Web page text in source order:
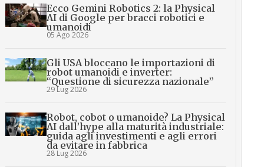
Ecco Gemini Robotics 2: la Physical
AI di Google per bracci robotici e
umanoidi
05 Ago 2026
Gli USA bloccano le importazioni di
robot umanoidi e inverter:
“Questione di sicurezza nazionale”
29 Lug 2026
Robot, cobot o umanoide? La Physical
AI dall’hype alla maturità industriale:
guida agli investimenti e agli errori
da evitare in fabbrica
28 Lug 2026